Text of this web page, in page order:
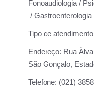
Fonoaudiologia /
/ Gastroenterologia
Tipo de atendimento:
Endereço: Rua
São Gonçalo,
Telefone: (021)